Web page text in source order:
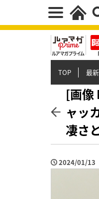
TOP 最
[画像
ャッ
凄さ
2024/01/13